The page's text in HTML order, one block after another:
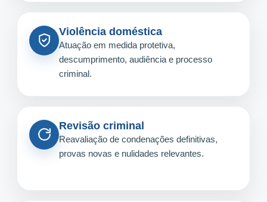
Violência doméstica
Atuação em medida protetiva,
descumprimento, audiência e processo
criminal.
Revisão criminal
Reavaliação de condenações definitivas,
provas novas e nulidades relevantes.